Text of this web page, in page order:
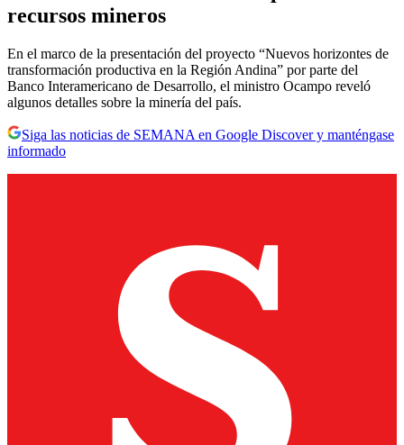
recursos mineros
En el marco de la presentación del proyecto “Nuevos horizontes de
transformación productiva en la Región Andina” por parte del
Banco Interamericano de Desarrollo, el ministro Ocampo reveló
algunos detalles sobre la minería del país.
Siga las noticias de SEMANA en Google Discover y manténgase
informado